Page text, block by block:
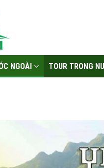
NGOÀI TOUR TRONG